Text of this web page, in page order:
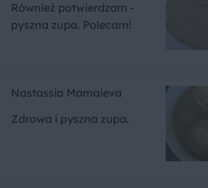
Również potwierdzam -
pyszna zupa. Polecam!
Nastassia Mamaieva
Zdrowa i pyszna zupa.